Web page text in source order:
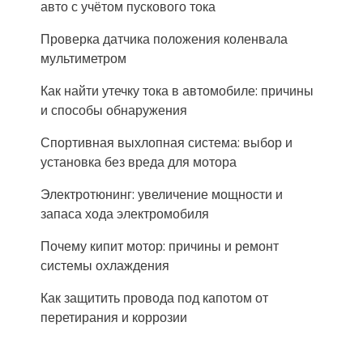
авто с учётом пускового тока
Проверка датчика положения коленвала
мультиметром
Как найти утечку тока в автомобиле: причины
и способы обнаружения
Спортивная выхлопная система: выбор и
установка без вреда для мотора
Электротюнинг: увеличение мощности и
запаса хода электромобиля
Почему кипит мотор: причины и ремонт
системы охлаждения
Как защитить провода под капотом от
перетирания и коррозии